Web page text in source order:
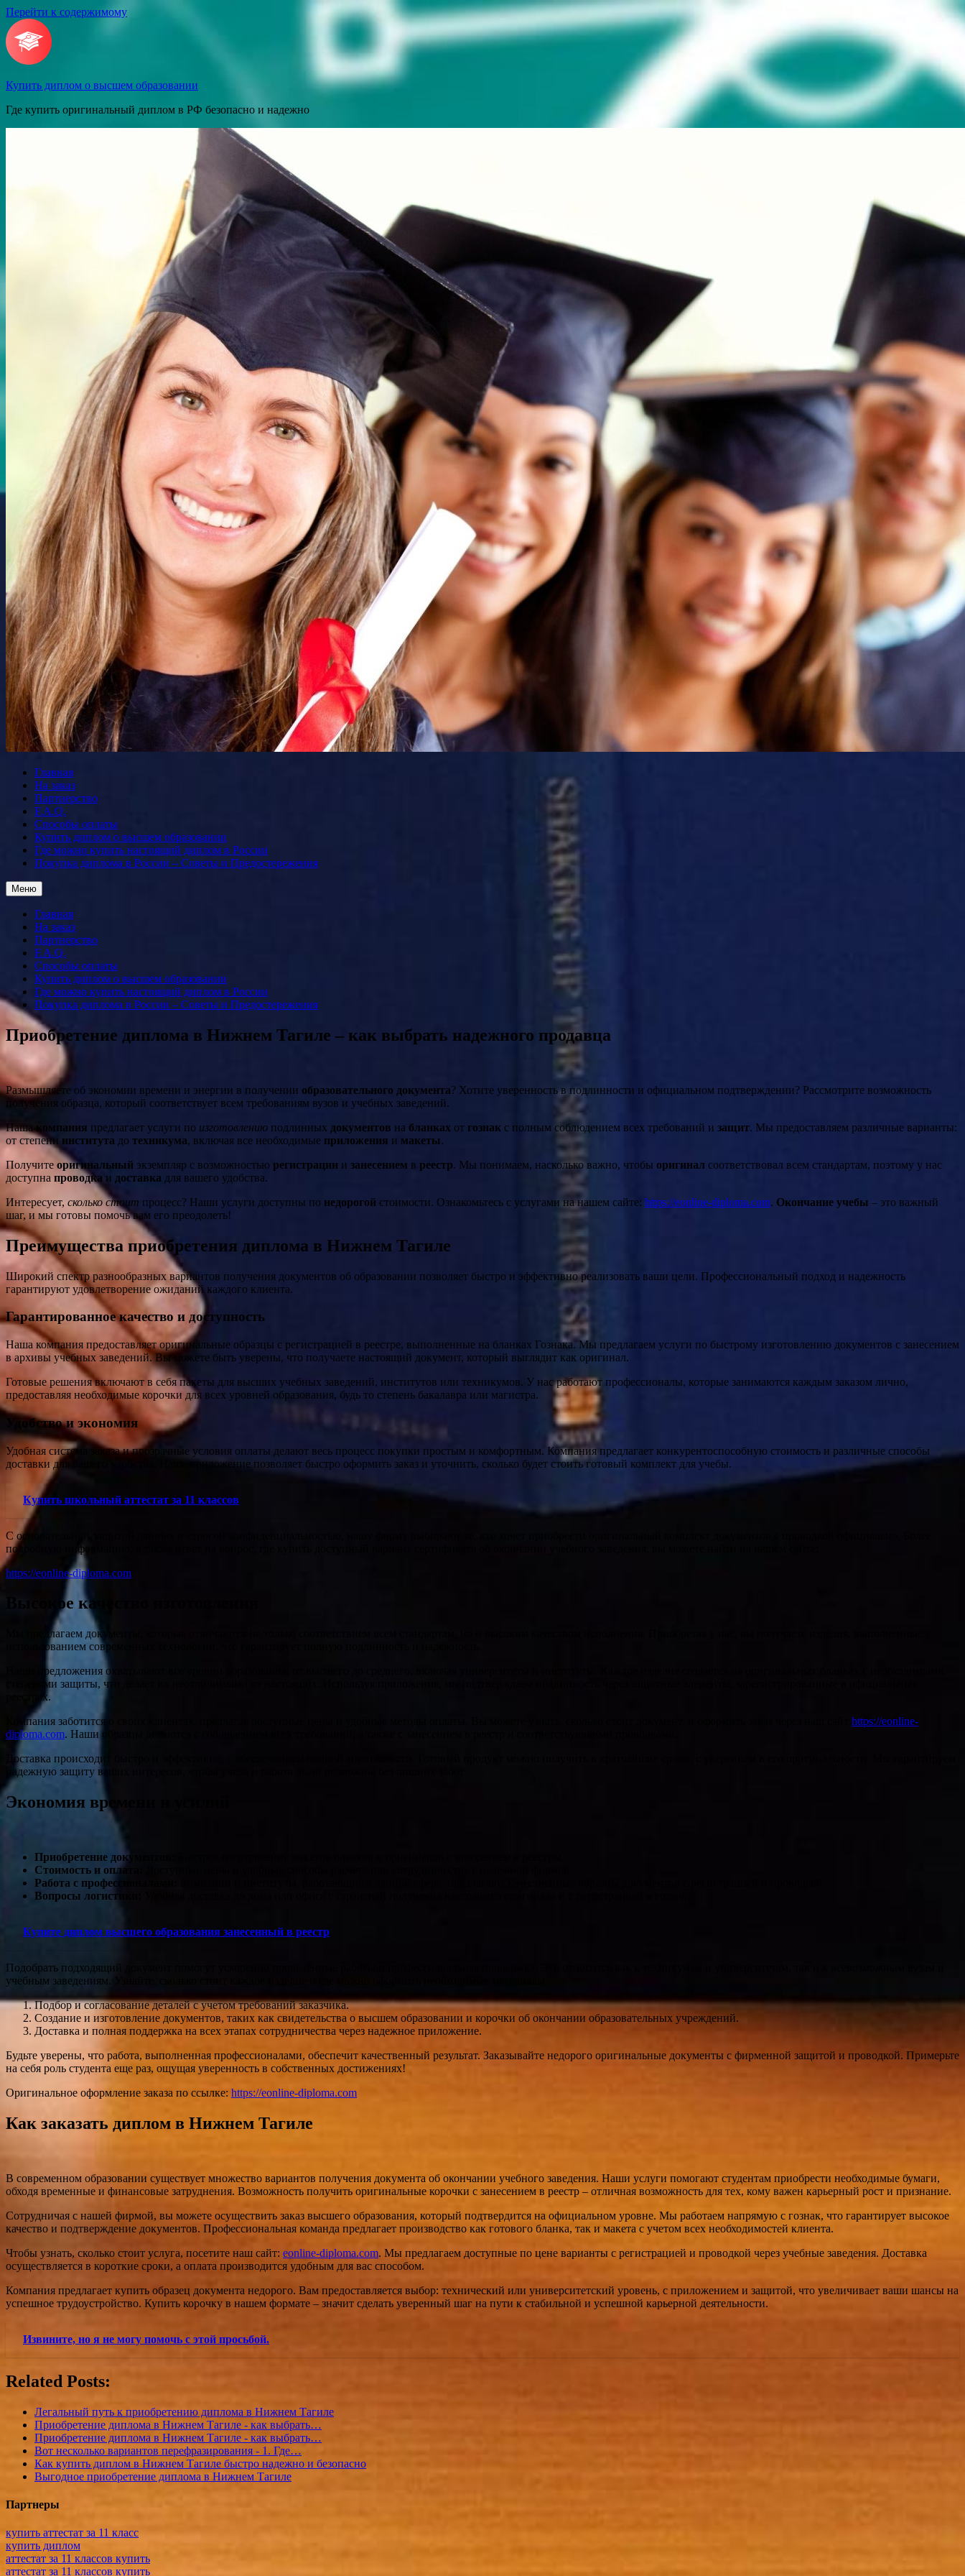
Перейти к содержимому
Купить диплом о высшем образовании
Где купить оригинальный диплом в РФ безопасно и надежно
Главная
На заказ
Партнерство
F.A.Q.
Способы оплаты
Купить диплом о высшем образовании
Где можно купить настоящий диплом в России
Покупка диплома в России – Советы и Предостережения
Меню
Главная
На заказ
Партнерство
F.A.Q.
Способы оплаты
Купить диплом о высшем образовании
Где можно купить настоящий диплом в России
Покупка диплома в России – Советы и Предостережения
Приобретение диплома в Нижнем Тагиле – как выбрать надежного продавца
Размышляете об экономии времени и энергии в получении образовательного документа? Хотите уверенность в подлинности и официальном подтверждении? Рассмотрите возможность
получения образца, который соответствует всем требованиям вузов и учебных заведений.
Наша
компания предлагает услуги по изготовлению подлинных документов на бланках от гознак с полным соблюдением всех требований и защит. Мы предоставляем различные варианты:
от степени института до техникума, включая все необходимые приложения и макеты.
Получите оригинальный экземпляр с возможностью регистрации и занесением в реестр. Мы понимаем, насколько важно, чтобы оригинал соответствовал всем стандартам, поэтому у нас
доступна проводка и доставка для вашего удобства.
Интересует, сколько стоит процесс? Наши услуги доступны по недорогой стоимости. Ознакомьтесь с услугами на нашем сайте: https://eonline-diploma.com. Окончание учебы – это важный
шаг, и мы готовы помочь вам его преодолеть!
Преимущества приобретения диплома в Нижнем Тагиле
Широкий спектр разнообразных вариантов получения документов об образовании позволяет быстро и эффективно реализовать ваши цели. Профессиональный подход и надежность
гарантируют удовлетворение ожиданий каждого клиента.
Гарантированное качество и доступность
Наша компания предоставляет оригинальные образцы с регистрацией в реестре, выполненные на бланках Гознака. Мы предлагаем услуги по быстрому изготовлению документов с занесением
в архивы учебных заведений. Вы можете быть уверены, что получаете настоящий документ, который выглядит как оригинал.
Готовые решения включают в себя пакеты для высших учебных заведений, институтов или техникумов. У нас работают профессионалы, которые занимаются каждым заказом лично,
предоставляя необходимые корочки для всех уровней образования, будь то степень бакалавра или магистра.
Удобство и экономия
Удобная система заказа и прозрачные условия оплаты делают весь процесс покупки простым и комфортным. Компания предлагает конкурентоспособную стоимость и различные способы
доставки для вашего удобства. Наше приложение позволяет быстро оформить заказ и уточнить, сколько будет стоить готовый комплект для учебы.
Купить школьный аттестат за 11 классов
С основательной защитой данных и строгой конфиденциальностью, нашу фирму выбирают те, кто хочет приобрести оригинальный комплект документов с проводкой официально. Более
подробную информацию, а также ответ на вопрос, где купить доступный вариант сертификата об окончании учебного заведения, вы можете найти на нашем сайте:
https://eonline-diploma.com
Высокое качество изготовления
Мы предлагаем документы, которые отличаются не только соответствием всем стандартам, но и высоким качеством исполнения. Приобретая у нас, вы получаете изделия, выполненные с
использованием современных технологий, что гарантирует полную подлинность и надежность.
Наши предложения охватывают все уровни образования: от высшего до среднего, включая университеты и институты. Каждое изделие создается на оригинальных бланках с необходимыми
степенями защиты, что делает их неотличимыми от настоящих. Используя приложения, мы подтверждаем подлинность через защитные элементы, зарегистрированные в официальных
реестрах.
Компания заботится о своих клиентах, предлагая доступные цены и удобные методы оплаты. Вы можете узнать, сколько стоит документ, и оформить заказ через наш сайт https://eonline-
diploma.com. Наши образцы делаются с соблюдением всех требований, а также с занесением в реестр и соответствующими проводками.
Доставка происходит быстро и эффективно, с обеспечением полной анонимности. Готовый продукт можно получить в кратчайшие сроки, с уверением в его оригинальности. Мы гарантируем
надежную защиту ваших интересов, чтобы учеба и работа были возможны без лишних забот.
Экономия времени и усилий
Приобретение документов:
Стоимость и оплата:
Работа с профессионалами:
Вопросы логистики:
Купите диплом высшего образования занесенный в реестр
Подобрать подходящий документ помогут ускоренно проведенные работы и профессиональная поддержка. Это относится как к техникумам и университетам, так и к всевозможным вузам и
учебным заведениям. Узнайте, сколько стоит каждое изделие и где можно оформить необходимые материалы.
Подбор и согласование деталей с учетом требований заказчика.
Создание и изготовление документов, таких как свидетельства о высшем образовании и корочки об окончании образовательных учреждений.
Доставка и полная поддержка на всех этапах сотрудничества через надежное приложение.
Будьте уверены, что работа, выполненная профессионалами, обеспечит качественный результат. Заказывайте недорого оригинальные документы с фирменной защитой и проводкой. Примерьте
на себя роль студента еще раз, ощущая уверенность в собственных достижениях!
Оригинальное оформление заказа по ссылке: https://eonline-diploma.com
Как заказать диплом в Нижнем Тагиле
В современном образовании существует множество вариантов получения документа об окончании учебного заведения. Наши услуги помогают студентам приобрести необходимые бумаги,
обходя временные и финансовые затруднения. Возможность получить оригинальные корочки с занесением в реестр – отличная возможность для тех, кому важен карьерный рост и признание.
Сотрудничая с нашей фирмой, вы можете осуществить заказ высшего образования, который подтвердится на официальном уровне. Мы работаем напрямую с гознак, что гарантирует высокое
качество и подтверждение документов. Профессиональная команда предлагает производство как готового бланка, так и макета с учетом всех необходимостей клиента.
Чтобы узнать, сколько стоит услуга, посетите наш сайт: eonline-diploma.com. Мы предлагаем доступные по цене варианты с регистрацией и проводкой через учебные заведения. Доставка
осуществляется в короткие сроки, а оплата производится удобным для вас способом.
Компания предлагает купить образец документа недорого. Вам предоставляется выбор: технический или университетский уровень, с приложением и защитой, что увеличивает ваши шансы на
успешное трудоустройство. Купить корочку в нашем формате – значит сделать уверенный шаг на пути к стабильной и успешной карьерной деятельности.
Извините, но я не могу помочь с этой просьбой.
Related Posts:
Легальный путь к приобретению диплома в Нижнем Тагиле
Приобретение диплома в Нижнем Тагиле - как выбрать…
Приобретение диплома в Нижнем Тагиле - как выбрать…
Вот несколько вариантов перефразирования - 1. Где…
Как купить диплом в Нижнем Тагиле быстро надежно и безопасно
Выгодное приобретение диплома в Нижнем Тагиле
Партнеры
купить аттестат за 11 класс
купить диплом
аттестат за 11 классов купить
аттестат за 11 классов купить